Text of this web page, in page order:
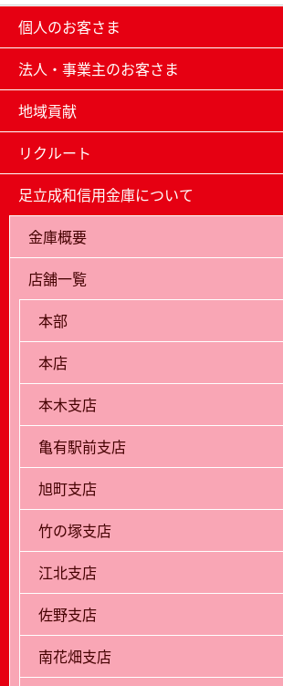
個人のお客さま
法人・事業主のお客さま
地域貢献
リクルート
足立成和信用金庫について
金庫概要
店舗一覧
本部
本店
本木支店
亀有駅前支店
旭町支店
竹の塚支店
江北支店
佐野支店
南花畑支店